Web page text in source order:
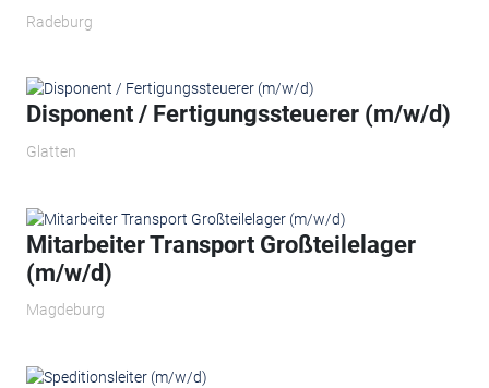
Radeburg
Disponent / Fertigungssteuerer (m/w/d)
Glatten
Mitarbeiter Transport Großteilelager
(m/w/d)
Magdeburg